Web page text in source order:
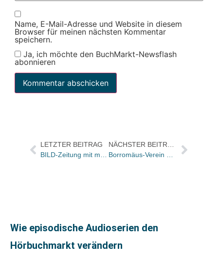
Name, E-Mail-Adresse und Website in diesem
Browser für meinen nächsten Kommentar
speichern.
Ja, ich möchte den BuchMarkt-Newsflash
abonnieren
LETZTER BEITRAG
Wie episodische Audioserien den
Hörbuchmarkt verändern